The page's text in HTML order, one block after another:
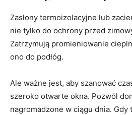
Zasłony termoizolacyjne lub
nie tylko do ochrony przed
Zatrzymują promieniowanie
ono do podłóg.
Ale ważne jest, aby szanować
szeroko otwarte okna. Pozwól
nagromadzone w ciągu dnia. Gdy